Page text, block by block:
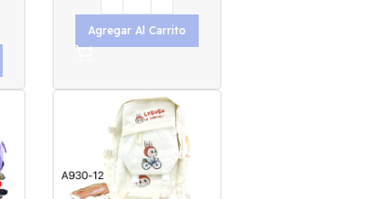
Agregar Al Carrito